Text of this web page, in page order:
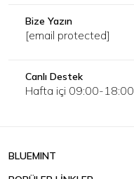
Bize Yazın
[email protected]
Canlı Destek
Hafta içi 09:00-18:00
BLUEMINT